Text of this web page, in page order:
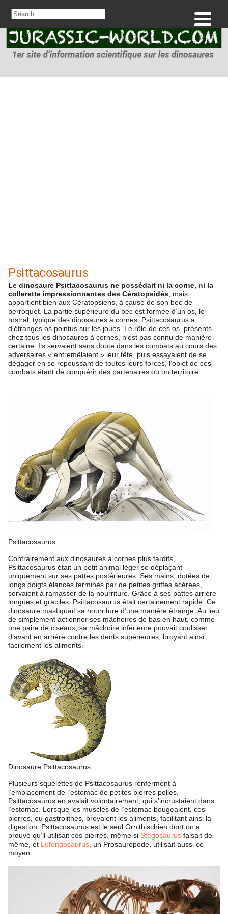
Psittacosaurus
Le dinosaure Psittacosaurus ne possédait ni la corne, ni la
collerette impressionnantes des Cératopsidés , mais
appartient bien aux Cératopsiens, à cause de son bec de
perroquet. La partie supérieure du bec est formée d’un os, le
rostral, typique des dinosaures à cornes. Psittacosaurus a
d’étranges os pointus sur les joues. Le rôle de ces os, présents
chez tous les dinosaures à cornes, n’est pas connu de manière
certaine. Ils servaient sans doute dans les combats au cours des
adversaires « entremêlaient » leur tête, puis essayaient de se
dégager en se repoussant de toutes leurs forces, l’objet de ces
combats étant de conquérir des partenaires ou un territoire.
Psittacosaurus
Contrairement aux dinosaures à cornes plus tardifs,
Psittacosaurus était un petit animal léger se déplaçant
uniquement sur ses pattes postérieures. Ses mains, dotées de
longs doigts élancés terminés par de petites griffes acérées,
servaient à ramasser de la nourriture. Grâce à ses pattes arrière
longues et graciles, Psittacosaurus était certainement rapide. Ce
dinosaure mastiquait sa nourriture d’une manière étrange. Au lieu
de simplement actionner ses mâchoires de bas en haut, comme
une paire de ciseaux, sa mâchoire inférieure pouvait coulisser
d’avant en arrière contre les dents supérieures, broyant ainsi
facilement les aliments.
Dinosaure Psittacosaurus.
Plusieurs squelettes de Psittacosaurus renferment à
l’emplacement de l’estomac de petites pierres polies.
Psittacosaurus en avalait volontairement, qui s’incrustaient dans
l’estomac. Lorsque les muscles de l’estomac bougeaient, ces
pierres, ou gastrolithes, broyaient les aliments, facilitant ainsi la
digestion. Psittacosaurus est le seul Ornithischien dont on a
prouvé qu’il utilisait ces pierres, même si Stégosaurus faisait de
même, et Lufengosaurus , un Prosauropode, utilisait aussi ce
moyen.